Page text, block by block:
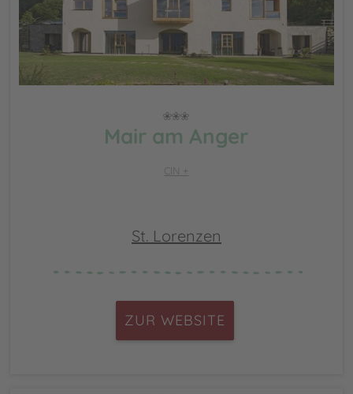
Mair am Anger
CIN +
St. Lorenzen
ZUR WEBSITE